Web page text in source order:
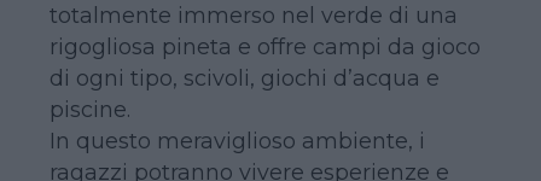
totalmente immerso nel verde di una
rigogliosa pineta e offre campi da gioco
di ogni tipo, scivoli, giochi d’acqua e
piscine.
In questo meraviglioso ambiente, i
ragazzi potranno vivere esperienze e